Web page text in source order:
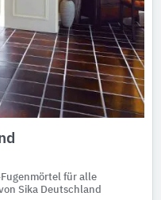
für alle
Sika Deutschland